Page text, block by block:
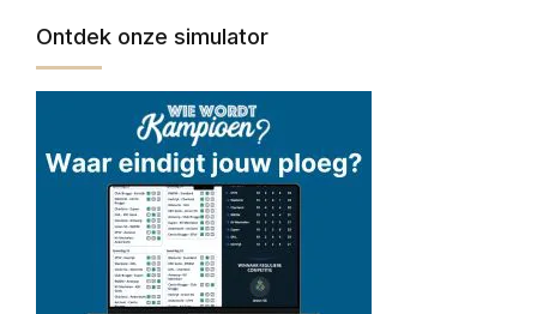
Ontdek onze simulator